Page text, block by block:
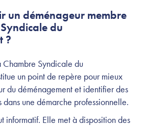
un déménageur membre
du
?
Chambre Syndicale du
un point de repère pour mieux
du déménagement et identifier des
une démarche professionnelle.
informatif. Elle met à disposition des